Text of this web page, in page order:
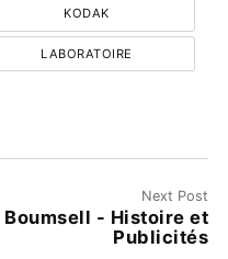
KODAK
LABORATOIRE
Next Post
Boumsell - Histoire et
Publicités